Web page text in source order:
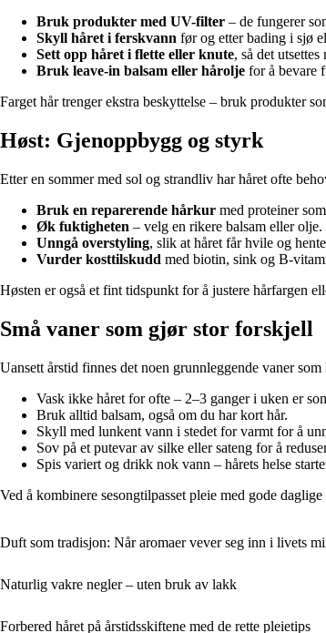
Bruk produkter med UV-filter – de fungerer
Skyll håret i ferskvann før og etter bading i sjø
Sett opp håret i flette eller knute, så det
Bruk leave-in balsam eller hårolje for å bevare
Farget hår trenger ekstra beskyttelse – bruk produkter
Høst: Gjenoppbygg og styrk
Etter en sommer med sol og strandliv har håret ofte
Bruk en reparerende hårkur med proteiner
Øk fuktigheten – velg en rikere balsam eller olje.
Unngå overstyling, slik at håret får hvile og
Vurder kosttilskudd med biotin, sink og B-
Høsten er også et fint tidspunkt for å justere hårfargen
Små vaner som gjør stor forskjell
Uansett årstid finnes det noen grunnleggende vaner
Vask ikke håret for ofte – 2–3 ganger i uken er
Bruk alltid balsam, også om du har kort hår.
Skyll med lunkent vann i stedet for varmt for å
Sov på et putevar av silke eller sateng for å
Spis variert og drikk nok vann – hårets helse
Ved å kombinere sesongtilpasset pleie med gode
Duft som tradisjon: Når aromaer vever seg inn i livets
Naturlig vakre negler – uten bruk av lakk
Forbered håret på årstidsskiftene med de rette pleietips